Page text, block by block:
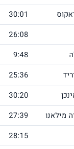
30:01
26:08
9:48
25:36
30:20
מילאנו 27:39
28:15